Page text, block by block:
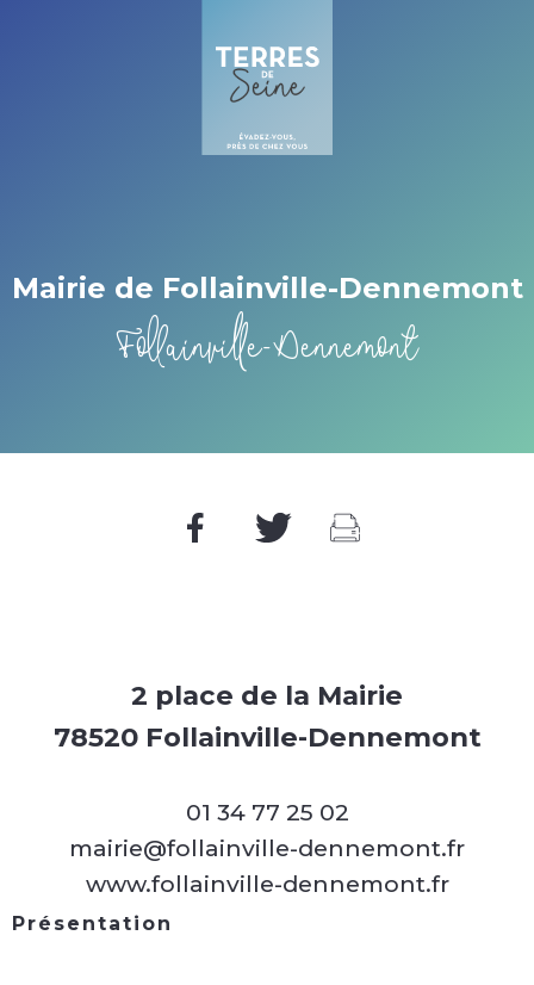
Mairie de Follainville-Dennemont
Follainville-Dennemont
2 place de la Mairie
78520 Follainville-Dennemont
01 34 77 25 02
mairie@follainville-dennemont.fr
www.follainville-dennemont.fr
Présentation